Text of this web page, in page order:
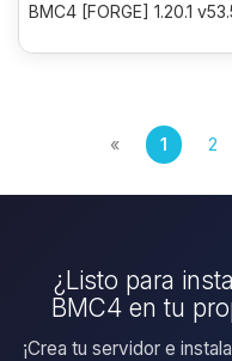
BMC4 [FORGE] 1.20.1
« 1 2
¿Listo para
BMC4 en tu
¡Crea tu servidor e